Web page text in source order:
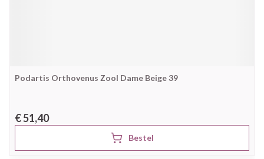
Podartis Orthovenus Zool Dame Beige 39
€ 51,40
Bestel